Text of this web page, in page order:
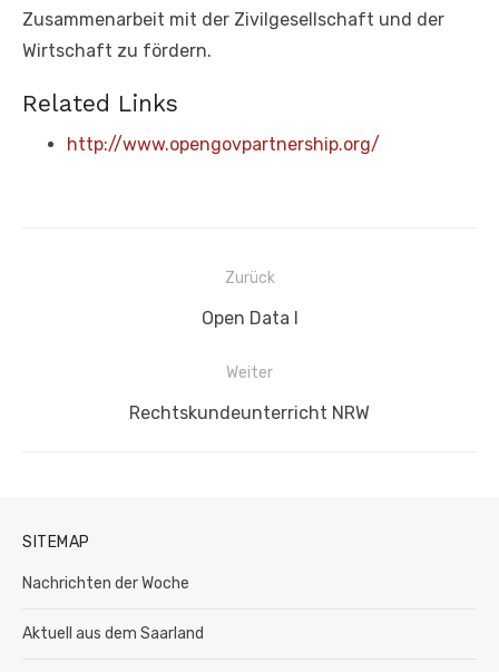
Zusammenarbeit mit der Zivilgesellschaft und der
Wirtschaft zu fördern.
Related Links
http://www.opengovpartnership.org/
Beitragsnavigation
Zurück
Vorheriger
Open Data I
Weiter
Nächster
Rechtskundeunterricht NRW
SITEMAP
Nachrichten der Woche
Aktuell aus dem Saarland